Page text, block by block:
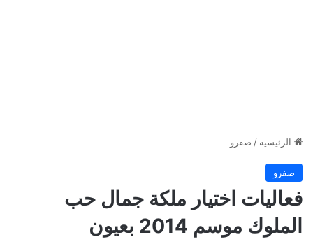
الرئيسية / صفرو
صفرو
فعاليات اختيار ملكة جمال حب
الملوك موسم 2014 بعيون